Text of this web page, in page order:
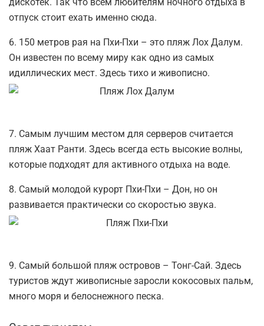
отпуск стоит ехать именно сюда.
6. 150 метров рая на Пхи-Пхи – это пляж Лох Далум.
Он известен по всему миру как одно из самых
идиллических мест. Здесь тихо и живописно.
7. Самым лучшим местом для серверов считается
пляж Хаат Ранти. Здесь всегда есть высокие волны,
которые подходят для активного отдыха на воде.
8. Самый молодой курорт Пхи-Пхи – Дон, но он
развивается практически со скоростью звука.
9. Самый большой пляж островов – Тонг-Сай. Здесь
туристов ждут живописные заросли кокосовых пальм,
много моря и белоснежного песка.